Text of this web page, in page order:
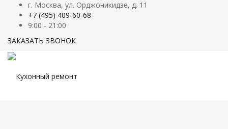
г. Москва, ул. Орджоникидзе, д. 11
+7 (495) 409-60-68
9:00 - 21:00
ЗАКАЗАТЬ ЗВОНОК